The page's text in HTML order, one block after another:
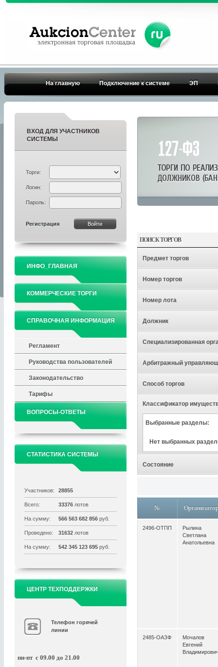
На главную Подключение к системе ЭП
ВХОД ДЛЯ УЧАСТНИКОВ
СИСТЕМЫ
Торги:
Логин:
Пароль:
Регистрация
ИНФО_ГЛАВНАЯ
КОММЕРЧЕСКИЕ ТОРГИ
СПРАВОЧНАЯ ИНФОРМАЦИЯ
Регламент
Руководства пользователей
Законодательство
Тарифы
ВОПРОСЫ-ОТВЕТЫ
СТАТИСТИКА СИСТЕМЫ
Участников: 28855
Всего: 33376 лотов
На сумму: 566 563 682 856 руб.
Проведено: 31632 лотов
На сумму: 542 345 123 695 руб.
ЦЕНТР ТЕХПОДДЕРЖКИ
Телефон горячей
линии
пн-пт с 09.00 до 21.00
ПОИСК ТОРГОВ
Предмет торгов
Номер торгов
Номер лота
Должник
Специализированная
Арбитражный
Способ торгов
Классификатор
Выбранные разделы:
Нет выбранных
Состояние
№
2496-ОТПП
Рылина
Светлана
Анатольевна
2485-ОАЗФ
Мочалов
Евгений